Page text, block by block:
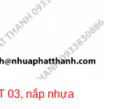
nắp nhựa